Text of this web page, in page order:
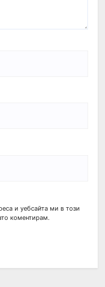
и уебсайта ми в този
коментирам.